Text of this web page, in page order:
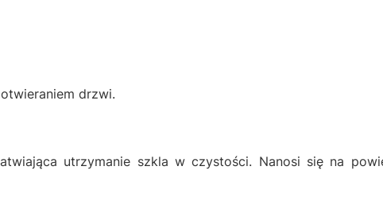
drzwi.
utrzymanie szkla w czystości. Nanosi się na